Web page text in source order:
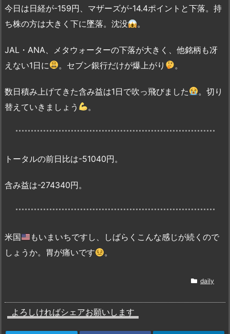
今日は日経が-159円、マザーズが-14.4ポイントと下落。持
ち株の方は大きく下に墜落。沈没
。
JAL・ANA、メタウォーターの下落が大きく、他銘柄も冴
えない1日に
。セブン銀行だけが爆上がり 。
数日積み上げてきた含み益は1日で吹っ飛びました
。切り
替えていきましょう
。
トータルの前日比は-51040円。
含み益は-274340円。
米国
もいまいちですし、しばらくこんな感じが続くので
しょうか。胃が痛いです
。
daily
よろしければシェアお願いします